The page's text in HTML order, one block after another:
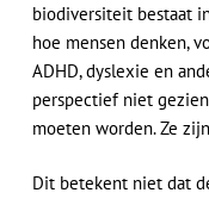
biodiversiteit bestaat
hoe mensen denken,
ADHD, dyslexie en
perspectief niet gezien
moeten worden. Ze
Dit betekent niet dat